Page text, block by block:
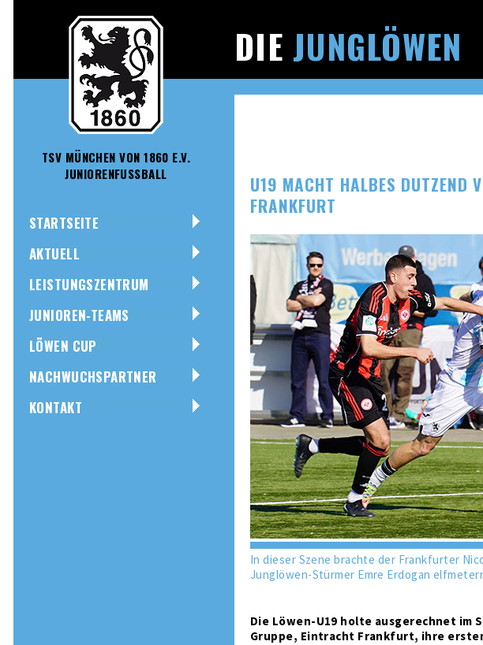
TSV MÜNCHEN VON 1860 E.V.
JUNIORENFUSSBALL
DIE JUNGLÖWEN
STARTSEITE
AKTUELL
LEISTUNGSZENTRUM
JUNIOREN-TEAMS
LÖWEN CUP
NACHWUCHSPARTNER
KONTAKT
U19 MACHT HALBES DUTZEND
FRANKFURT
In dieser Szene brachte der Frankfurter
Junglöwen-Stürmer Emre Erdogan
Die Löwen-U19 holte ausgerechnet im
Gruppe, Eintracht Frankfurt, ihre